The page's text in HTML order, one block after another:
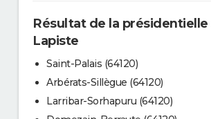
Résultat de la
Lapiste
Saint-Palais (64120)
Arbérats-Sillègue (64120)
Larribar-Sorhapuru (64120)